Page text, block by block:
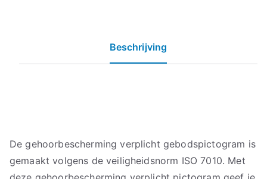
Beschrijving
De gehoorbescherming verplicht gebodspictogram is
gemaakt volgens de veiligheidsnorm ISO 7010. Met